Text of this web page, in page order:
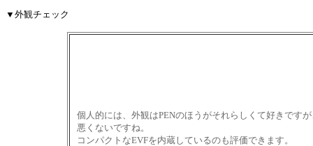
▼外観チェック
個人的には、外観はPENのほうがそれらしくて好きです
悪くないですね。
コンパクトなEVFを内蔵しているのも評価できます。